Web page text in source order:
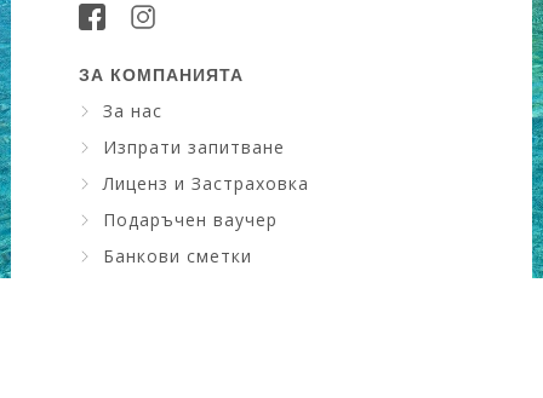
ЗА КОМПАНИЯТА
За нас
Изпрати запитване
Лиценз и Застраховка
Подаръчен ваучер
Банкови сметки